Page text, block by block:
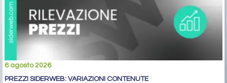
6 agosto 2026
PREZZI SIDERWEB: VARIAZIONI CONTENUTE